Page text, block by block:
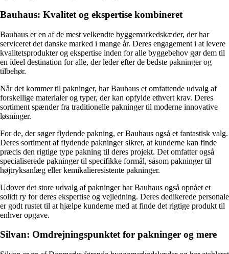
Bauhaus: Kvalitet og ekspertise kombineret
Bauhaus er en af ​​de mest velkendte byggemarkedskæder, der har
serviceret det danske marked i mange år. Deres engagement i at levere
kvalitetsprodukter og ekspertise inden for alle byggebehov gør dem til
en ideel destination for alle, der leder efter de bedste pakninger og
tilbehør.
Når det kommer til pakninger, har Bauhaus et omfattende udvalg af
forskellige materialer og typer, der kan opfylde ethvert krav. Deres
sortiment spænder fra traditionelle pakninger til moderne innovative
løsninger.
For de, der søger flydende pakning, er Bauhaus også et fantastisk valg.
Deres sortiment af flydende pakninger sikrer, at kunderne kan finde
præcis den rigtige type pakning til deres projekt. Det omfatter også
specialiserede pakninger til specifikke formål, såsom pakninger til
højtryksanlæg eller kemikalieresistente pakninger.
Udover det store udvalg af pakninger har Bauhaus også opnået et
solidt ry for deres ekspertise og vejledning. Deres dedikerede personale
er godt rustet til at hjælpe kunderne med at finde det rigtige produkt til
enhver opgave.
Silvan: Omdrejningspunktet for pakninger og mere